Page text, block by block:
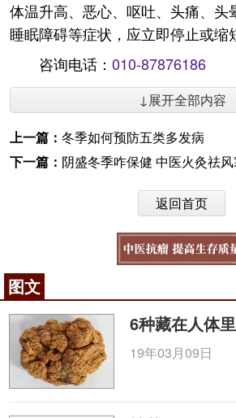
体温升高、恶心、呕吐、头痛、头
睡眠障碍等症状，应立即停止或缩
咨询电话： 010-87876186
↓展开全部内容
上一篇： 冬季如何预防五类多发病
下一篇： 阴盛冬季咋保健 中医火灸祛
返回首页
图文
6种藏在人体
19年03月09日